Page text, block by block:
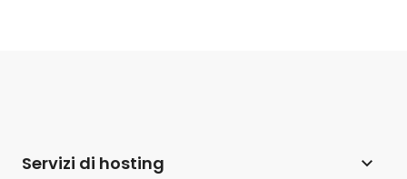
Servizi di hosting